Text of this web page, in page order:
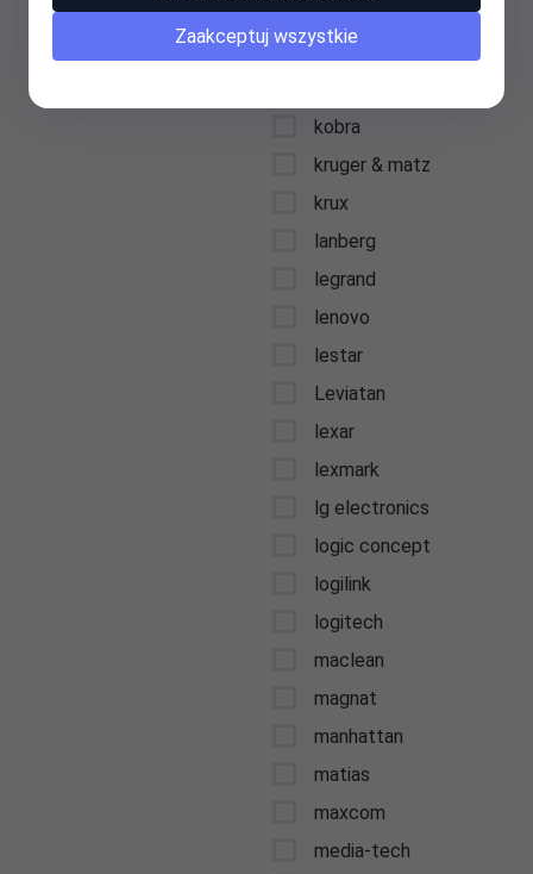
kids euroswan
kingston
kobra
kruger & matz
krux
lanberg
legrand
lenovo
lestar
Leviatan
lexar
lexmark
lg electronics
logic concept
logilink
logitech
maclean
magnat
manhattan
matias
maxcom
media-tech
Zaakceptuj wszystkie